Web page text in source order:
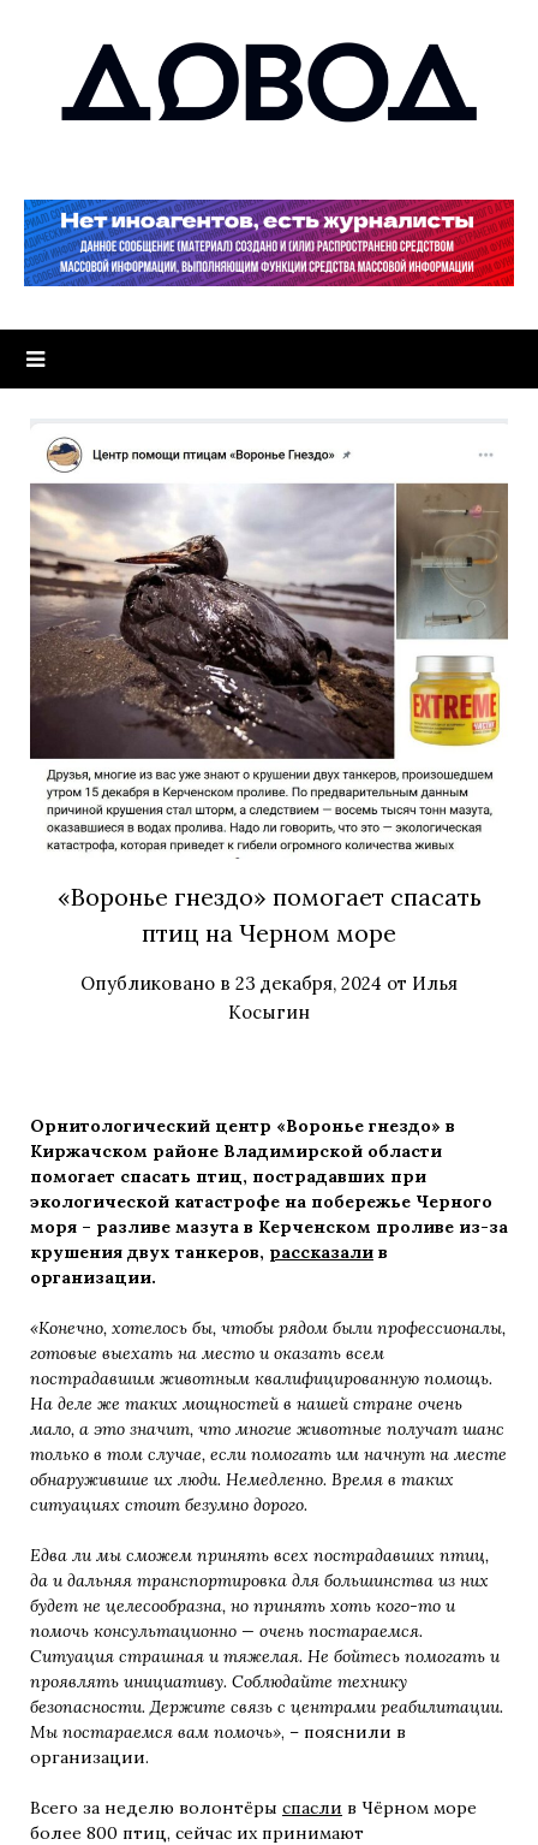
«Воронье гнездо» помогает спасать
птиц на Черном море
Опубликовано в 23 декабря, 2024 от Илья
Косыгин
Орнитологический центр «Воронье гнездо» в
Киржачском районе Владимирской области
помогает спасать птиц, пострадавших при
экологической катастрофе на побережье Черного
моря – разливе мазута в Керченском проливе из-за
крушения двух танкеров, рассказали в
организации.
«Конечно, хотелось бы, чтобы рядом были профессионалы,
готовые выехать на место и оказать всем
пострадавшим животным квалифицированную помощь.
На деле же таких мощностей в нашей стране очень
мало, а это значит, что многие животные получат шанс
только в том случае, если помогать им начнут на месте
обнаружившие их люди. Немедленно. Время в таких
ситуациях стоит безумно дорого.
Едва ли мы сможем принять всех пострадавших птиц,
да и дальняя транспортировка для большинства из них
будет не целесообразна, но принять хоть кого-то и
помочь консультационно — очень постараемся.
Ситуация страшная и тяжелая. Не бойтесь помогать и
проявлять инициативу. Соблюдайте технику
безопасности. Держите связь с центрами реабилитации.
Мы постараемся вам помочь», – пояснили в
организации.
Всего за неделю волонтёры спасли в Чёрном море
более 800 птиц, сейчас их принимают